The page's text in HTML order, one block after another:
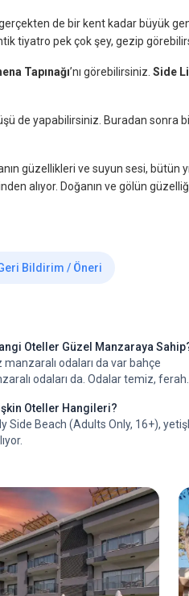
de bir kent kadar büyük
tiyatro pek çok şey, gezip
Tapınağı’nı görebilirsiniz. Side
de yapabilirsiniz. Buradan sonra
güzellikleri ve suyun sesi, bütün
alıyor. Doğanın ve gölün
Bildirim / Öneri
Oteller Güzel Manzaraya
odaları da var bahçe
odaları da. Odalar temiz, ferah.
Oteller Hangileri?
Side Beach (Adults Only, 16+),